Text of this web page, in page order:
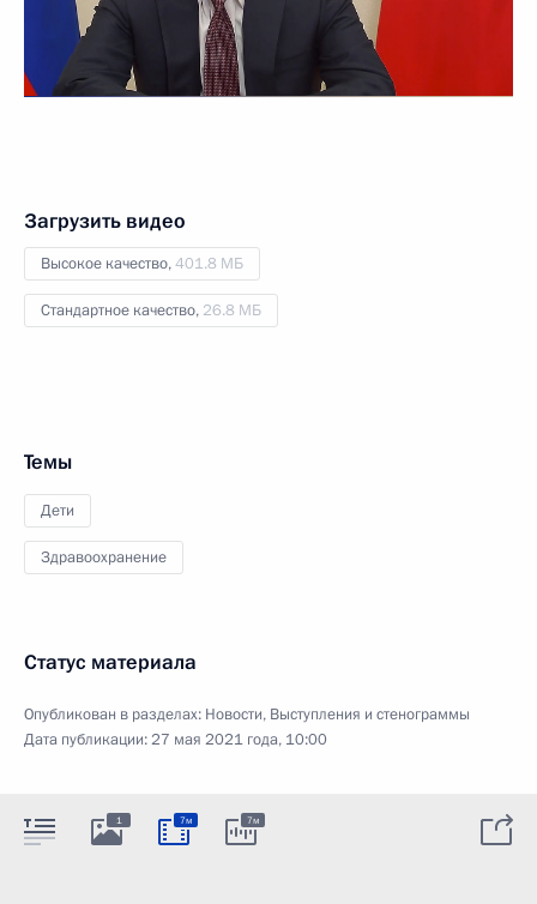
Загрузить видео
Высокое качество,401.8 МБ
Стандартное качество, 26.8 МБ
Темы
Дети
Здравоохранение
Статус материала
Опубликован в разделах: Новости, Выступления и стенограммы
Дата публикации:27 мая 2021 года, 10:00
1 7м 7м